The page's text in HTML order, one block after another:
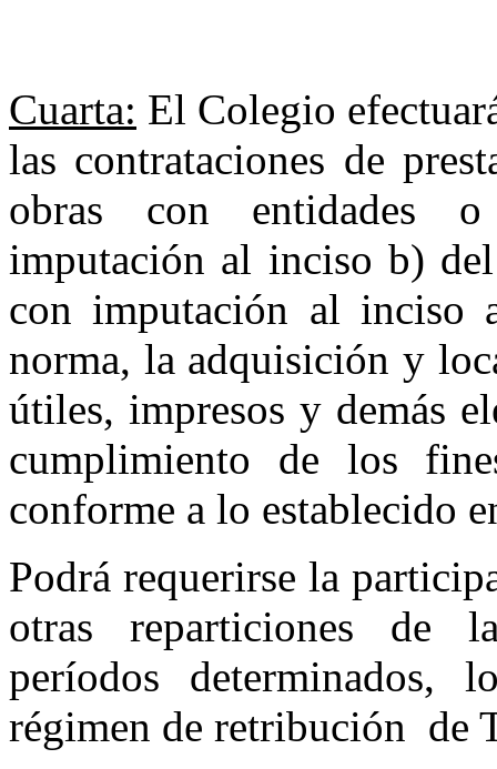
Cuarta: El Colegio
las contrataciones de
obras con entidades o
imputación al inciso b)
con imputación al inciso
norma, la adquisición y
útiles, impresos y demás
cumplimiento de los
conforme a lo establecido
Podrá requerirse la
otras reparticiones de
períodos de­terminados,
régimen de retribución de